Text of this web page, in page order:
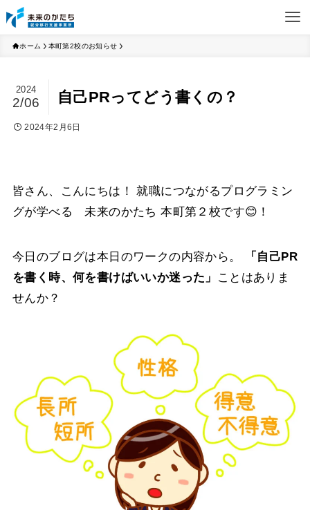
ホーム 本町第2校のお知らせ
自己PRってどう書くの？
2024
2/06
2024年2月6日
皆さん、こんにちは！就職につながるプログラミン
グが学べる 未来のかたち 本町第２校です😊！
今日のブログは本日のワークの内容から。
「自己PR
を書く時、何を書けばいいか迷った」
ことはありま
せんか？